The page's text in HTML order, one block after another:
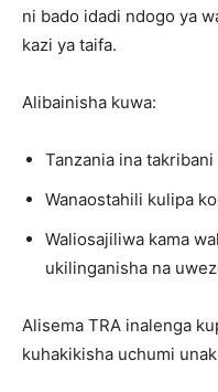
ni bado idadi ndogo ya
kazi ya taifa.
Alibainisha kuwa:
Tanzania ina
Wanaostahili kulipa
Waliosajiliwa kama
ukilinganisha na
Alisema TRA inalenga
kuhakikisha uchumi